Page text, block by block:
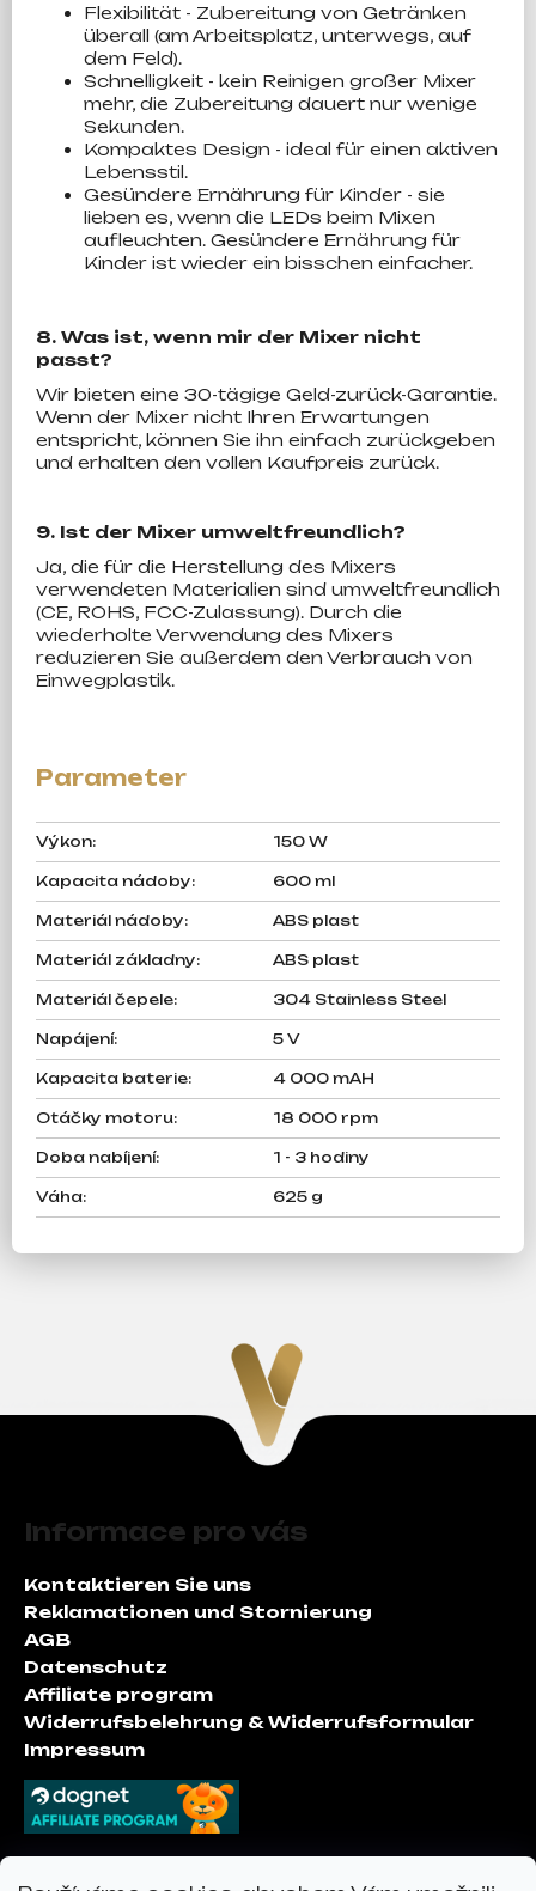
Flexibilität - Zubereitung von Getränken
überall (am Arbeitsplatz, unterwegs, auf
dem Feld).
Schnelligkeit - kein Reinigen großer Mixer
mehr, die Zubereitung dauert nur wenige
Sekunden.
Kompaktes Design - ideal für einen aktiven
Lebensstil.
Gesündere Ernährung für Kinder - sie
lieben es, wenn die LEDs beim Mixen
aufleuchten. Gesündere Ernährung für
Kinder ist wieder ein bisschen einfacher.
8. Was ist, wenn mir der Mixer nicht
passt?
Wir bieten eine 30-tägige Geld-zurück-Garantie.
Wenn der Mixer nicht Ihren Erwartungen
entspricht, können Sie ihn einfach zurückgeben
und erhalten den vollen Kaufpreis zurück.
9. Ist der Mixer umweltfreundlich?
Ja, die für die Herstellung des Mixers
verwendeten Materialien sind umweltfreundlich
(CE, ROHS, FCC-Zulassung). Durch die
wiederholte Verwendung des Mixers
reduzieren Sie außerdem den Verbrauch von
Einwegplastik.
Výkon: 150 W
Kapacita nádoby: 600 ml
Materiál nádoby: ABS plast
Materiál základny: ABS plast
Materiál čepele: 304 Stainless Steel
Napájení: 5 V
Kapacita baterie: 4 000 mAH
Otáčky motoru: 18 000 rpm
Doba nabíjení: 1 - 3 hodiny
Váha: 625 g
Informace pro vás
Kontaktieren Sie uns
Reklamationen und Stornierung
AGB
Datenschutz
Affiliate program
Widerrufsbelehrung & Widerrufsformular
Impressum